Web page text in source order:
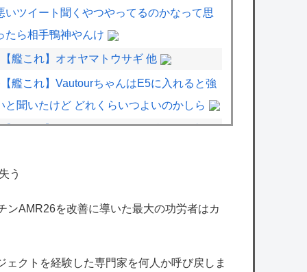
いツイート聞くやつやってるのかなって思
たら相手鴨神やんけ
【艦これ】オオヤマトウサギ 他
【艦これ】VautourちゃんはE5に入れると強
と聞いたけど どれくらいつよいのかしら
【艦これ】E5ヌルイとかいう風説には騙さ
ンＰ第１話「始まりの巫女」
う
ンAMR26を改善に導いた最大の功労者はカ
クトを経験した専門家を何人か呼び戻しま